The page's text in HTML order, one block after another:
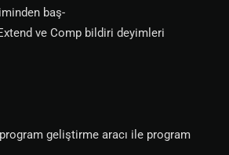
baş-
ve Comp bildiri deyimleri
geliştirme aracı ile program